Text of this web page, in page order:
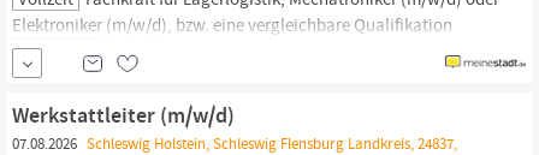
Elektro­niker (m/w/d), bzw. eine vergleichbare Qualifikation
Praxis – mehrjährige Berufserfahrung im relevanten Bereich
Verständnis für Logistikprozesse; – idealerweise;Know-how im
Umgang mit auto­matisierten Anlagen oder Fördertechnik
Tauglichkeit für Arbeiten in Höhe und O₂-reduzierten
Werkstattleiter (m/w/d)
07.08.2026 Schleswig Holstein, Schleswig Flensburg Landkreis, 24837,